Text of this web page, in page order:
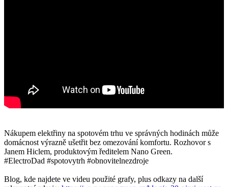
Nákupem elektřiny na spotovém trhu ve správných hodinách může
domácnost výrazně ušetřit bez omezování komfortu. Rozhovor s
Janem Hiclem, produktovým ředitelem Nano Green.
#ElectroDad #spotovytrh #obnovitelnezdroje
Blog, kde najdete ve videu použité grafy, plus odkazy na další